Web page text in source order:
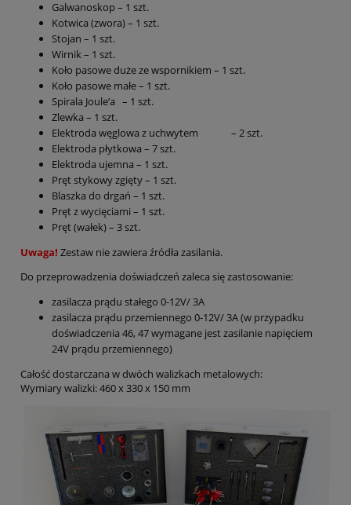
Galwanoskop – 1 szt.
Kotwica (zwora) – 1 szt.
Stojan – 1 szt.
Wirnik – 1 szt.
Koło pasowe duże ze wspornikiem – 1 szt.
Koło pasowe małe – 1 szt.
Spirala Joule’a – 1 szt.
Zlewka – 1 szt.
Elektroda węglowa z uchwytem – 2 szt.
Elektroda płytkowa – 7 szt.
Elektroda ujemna – 1 szt.
Pręt stykowy zgięty – 1 szt.
Blaszka do drgań – 1 szt.
Pręt z wycięciami – 1 szt.
Pręt (wałek) – 3 szt.
Uwaga! Zestaw nie zawiera źródła zasilania.
Do przeprowadzenia doświadczeń zaleca się zastosowanie:
zasilacza prądu stałego 0-12V/ 3A
zasilacza prądu przemiennego 0-12V/ 3A (w przypadku
doświadczenia 46, 47 wymagane jest zasilanie napięciem
24V prądu przemiennego)
Całość dostarczana w dwóch walizkach metalowych:
Wymiary walizki: 460 x 330 x 150 mm